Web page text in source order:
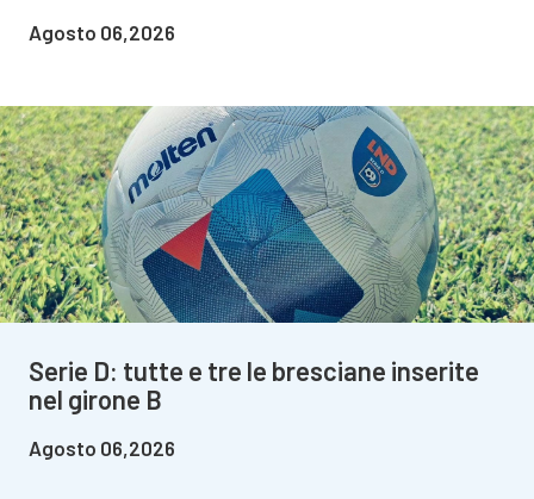
Agosto 06,2026
Serie D: tutte e tre le bresciane inserite
nel girone B
Agosto 06,2026